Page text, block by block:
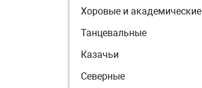
Хоровые и академические
Танцевальные
Казачьи
Северные